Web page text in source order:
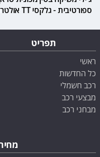
ספורטיבית - גלקסי TT אולטרה
תפריט
ראשי
כל החדשות
רכב חשמלי
מבצעי רכב
מבחני רכב